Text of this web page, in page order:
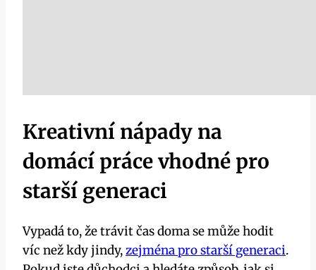
Kreativní nápady na
domácí práce vhodné pro
starší generaci
Vypadá to, že trávit čas doma se může hodit
víc než kdy jindy,zejména pro starší generaci.